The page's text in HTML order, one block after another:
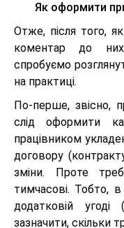
Як оформити
Отже, після того,
коментар до них
спробуємо
на практиці.
По-перше, звісно,
слід оформити
працівником
договору
зміни. Проте
тимчасові. Тобто,
додатковій угоді
зазначити, скільки